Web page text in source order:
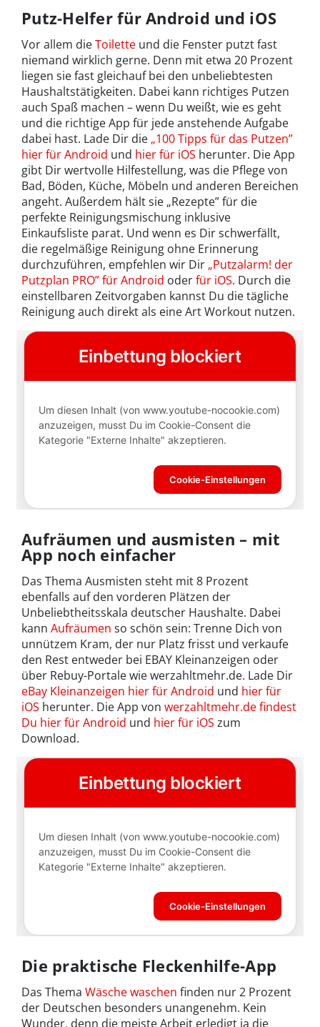
Putz-Helfer für Android und iOS
Vor allem dieToilette und die Fenster putzt fast
niemand wirklich gerne. Denn mit etwa 20 Prozent
liegen sie fast gleichauf bei den unbeliebtesten
Haushaltstätigkeiten. Dabei kann richtiges Putzen
auch Spaß machen – wenn Du weißt, wie es geht
und die richtige App für jede anstehende Aufgabe
dabei hast. Lade Dir die „100 Tipps für das Putzen”
hier für Android und hier für iOS herunter. Die App
gibt Dir wertvolle Hilfestellung, was die Pflege von
Bad, Böden, Küche, Möbeln und anderen Bereichen
angeht. Außerdem hält sie „Rezepte” für die
perfekte Reinigungsmischung inklusive
Einkaufsliste parat. Und wenn es Dir schwerfällt,
die regelmäßige Reinigung ohne Erinnerung
durchzuführen, empfehlen wir Dir „Putzalarm! der
Putzplan PRO” für Android oderfür iOS. Durch die
einstellbaren Zeitvorgaben kannst Du die tägliche
Reinigung auch direkt als eine Art Workout nutzen.
Aufräumen und ausmisten – mit
App noch einfacher
Das Thema Ausmisten steht mit 8 Prozent
ebenfalls auf den vorderen Plätzen der
Unbeliebtheitsskala deutscher Haushalte. Dabei
kann Aufräumen so schön sein: Trenne Dich von
unnützem Kram, der nur Platz frisst und verkaufe
den Rest entweder bei EBAY Kleinanzeigen oder
über Rebuy-Portale wie werzahltmehr.de. Lade Dir
eBay Kleinanzeigen hier für Android und hier für
iOS herunter. Die App von werzahltmehr.de findest
Du hier für Android und hier für iOS zum
Download.
Die praktische Fleckenhilfe-App
Das Thema Wäsche waschen finden nur 2 Prozent
der Deutschen besonders unangenehm. Kein
Wunder, denn die meiste Arbeit erledigt ja die